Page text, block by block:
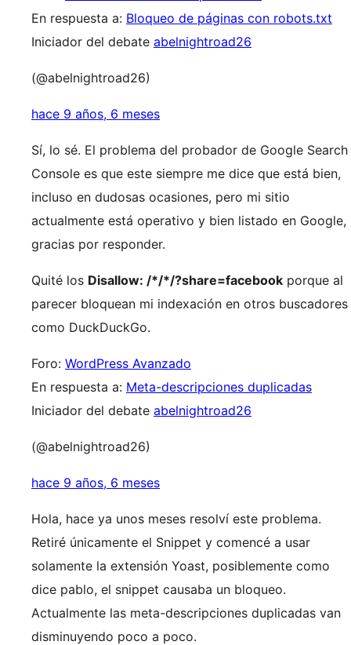
En respuesta a: Bloqueo de páginas con robots.txt
Iniciador del debate abelnightroad26
(@abelnightroad26)
hace 9 años, 6 meses
Sí, lo sé. El problema del probador de Google Search
Console es que este siempre me dice que está bien,
incluso en dudosas ocasiones, pero mi sitio
actualmente está operativo y bien listado en Google,
gracias por responder.
Quité los Disallow: /*/*/?share=facebook porque al
parecer bloquean mi indexación en otros buscadores
como DuckDuckGo.
Foro: WordPress Avanzado
En respuesta a: Meta-descripciones duplicadas
Iniciador del debate abelnightroad26
(@abelnightroad26)
hace 9 años, 6 meses
Hola, hace ya unos meses resolví este problema.
Retiré únicamente el Snippet y comencé a usar
solamente la extensión Yoast, posiblemente como
dice pablo, el snippet causaba un bloqueo.
Actualmente las meta-descripciones duplicadas van
disminuyendo poco a poco.